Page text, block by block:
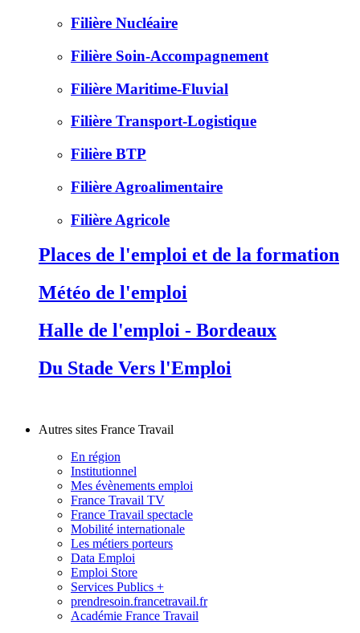
Filière Nucléaire
Filière Soin-Accompagnement
Filière Maritime-Fluvial
Filière Transport-Logistique
Filière BTP
Filière Agroalimentaire
Filière Agricole
Places de l'emploi et de la formation
Météo de l'emploi
Halle de l'emploi - Bordeaux
Du Stade Vers l'Emploi
Autres sites France Travail
En région
Institutionnel
Mes évènements emploi
France Travail TV
France Travail spectacle
Mobilité internationale
Les métiers porteurs
Data Emploi
Emploi Store
Services Publics +
prendresoin.francetravail.fr
Académie France Travail